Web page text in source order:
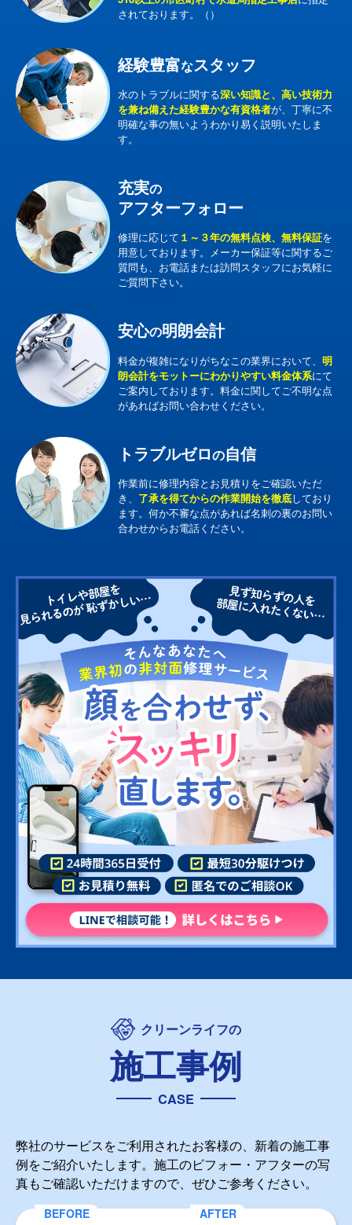
されております。（）
経験豊富なスタッフ
水のトラブルに関する深い知識と、高い技術力
を兼ね備えた経験豊かな有資格者が、丁寧に不
明確な事の無いようわかり易く説明いたしま
す。
充実の
アフターフォロー
修理に応じて １～３年の無料点検、無料保証を
用意しております。メーカー保証等に関するご
質問も、お電話または訪問スタッフにお気軽に
ご質問下さい。
安心の明朗会計
料金が複雑になりがちなこの業界において、 明
朗会計をモットーにわかりやすい料金体系にて
ご案内しております。料金に関してご不明な点
があればお問い合わせください。
トラブルゼロの自信
作業前に修理内容とお見積りをご確認いただ
き、 了承を得てからの作業開始を徹底しており
ます。何か不審な点があれば名刺の裏のお問い
合わせからお電話ください。
クリーンライフの
施工事例
CASE
弊社のサービスをご利用されたお客様の、新着の施工事
例をご紹介いたします。施工のビフォー・アフターの写
真もご確認いただけますので、ぜひご参考ください。